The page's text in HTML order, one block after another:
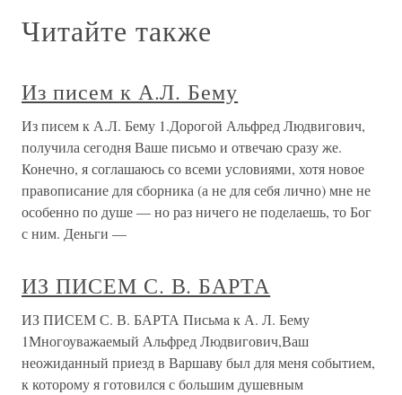
Читайте также
Из писем к А.Л. Бему
Из писем к А.Л. Бему 1.Дорогой Альфред Людвигович,
получила сегодня Ваше письмо и отвечаю сразу же.
Конечно, я соглашаюсь со всеми условиями, хотя новое
правописание для сборника (а не для себя лично) мне не
особенно по душе — но раз ничего не поделаешь, то Бог
с ним. Деньги —
ИЗ ПИСЕМ С. В. БАРТА
ИЗ ПИСЕМ С. В. БАРТА Письма к А. Л. Бему
1Многоуважаемый Альфред Людвигович,Ваш
неожиданный приезд в Варшаву был для меня событием,
к которому я готовился с большим душевным